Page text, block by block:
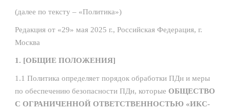
(далее по тексту – «Политика»)
Редакция от «29» мая 2025 г., Российская Федерация, г.
Москва
1. [ОБЩИЕ ПОЛОЖЕНИЯ]
1.1 Политика определяет порядок обработки ПДн и меры
по обеспечению безопасности ПДн, которые ОБЩЕСТВО
С ОГРАНИЧЕННОЙ ОТВЕТСТВЕННОСТЬЮ «ИКС-